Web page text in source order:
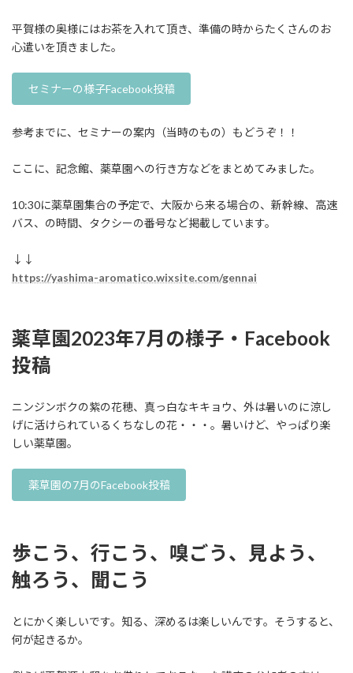
平賀様の奥様にはお茶を入れて頂き、準備の時からたくさんのお
心遣いを頂きました。
セミナーの様子Facebook投稿
参考までに、セミナーの案内（当時のもの）もどうぞ！！
ここに、記念館、薬草園への行き方などをまとめてみました。
10:30に薬草園集合の予定で、大阪から来る場合の、新幹線、高速
バス、の時間、タクシーの番号など掲載しています。
↓↓
https://yashima-aromatico.wixsite.com/gennai
薬草園2023年7月の様子・Facebook
投稿
ニンジンボクの紫の花穂、真っ白なキキョウ、外は暑いのに涼し
げに活けられているくちなしの花・・・。暑いけど、やっぱり楽
しい薬草園。
薬草園の7月のFacebook投稿
歩こう、行こう、嗅ごう、見よう、
触ろう、聞こう
とにかく楽しいです。知る、深めるは楽しいんです。そうすると、
何が起きるか。